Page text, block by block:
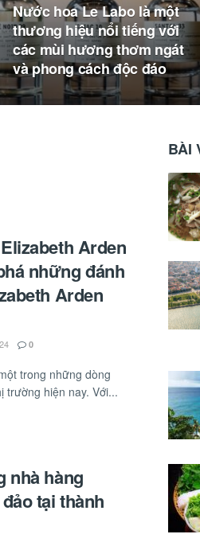
Nước hoa Le Labo là một
thương hiệu nổi tiếng với
các mùi hương thơm ngát
và phong cách độc đáo
Arden
những đánh
Arden
0
trong những dòng
trường hiện nay. Với...
nhà hàng
tại thành
BÀI